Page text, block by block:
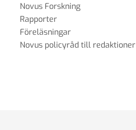
Novus Forskning
Rapporter
Föreläsningar
Novus policyråd till redaktioner